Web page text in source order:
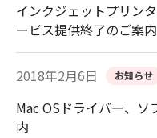
インクジェットプリン
ービス提供終了のご案内
2018年2月6日 お知らせ
Mac OSドライバー、
内